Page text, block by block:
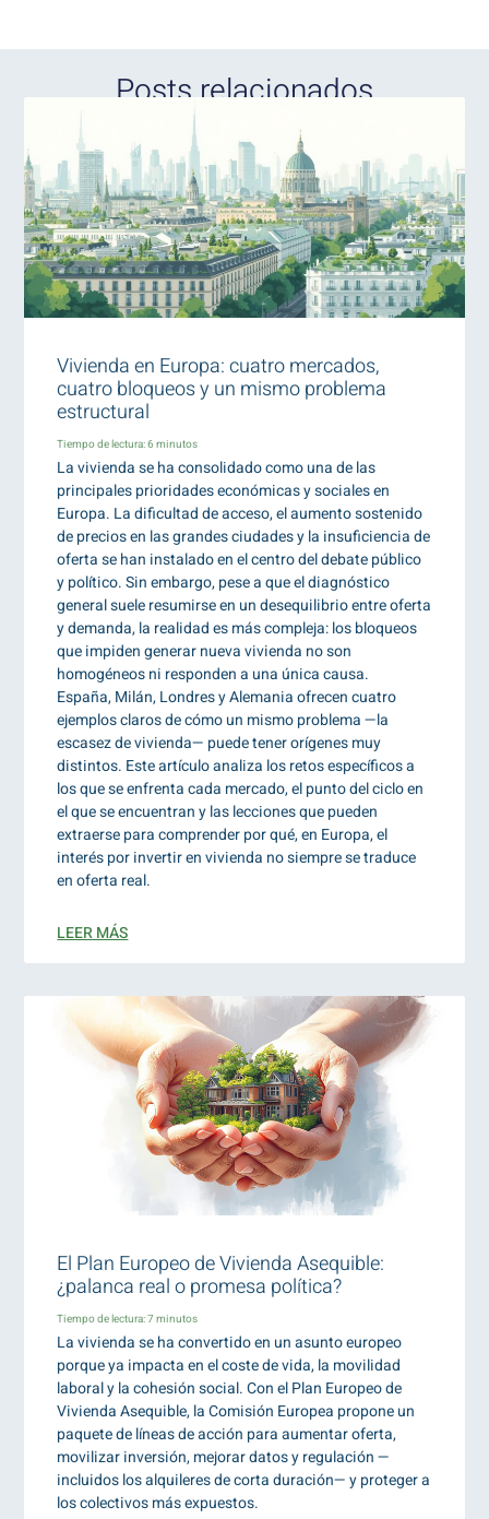
Posts relacionados
Vivienda en Europa: cuatro mercados,
cuatro bloqueos y un mismo problema
estructural
Tiempo de lectura:6 minutos
La vivienda se ha consolidado como una de las
principales prioridades económicas y sociales en
Europa. La dificultad de acceso, el aumento sostenido
de precios en las grandes ciudades y la insuficiencia de
oferta se han instalado en el centro del debate público
y político. Sin embargo, pese a que el diagnóstico
general suele resumirse en un desequilibrio entre oferta
y demanda, la realidad es más compleja: los bloqueos
que impiden generar nueva vivienda no son
homogéneos ni responden a una única causa.
España, Milán, Londres y Alemania ofrecen cuatro
ejemplos claros de cómo un mismo problema —la
escasez de vivienda— puede tener orígenes muy
distintos. Este artículo analiza los retos específicos a
los que se enfrenta cada mercado, el punto del ciclo en
el que se encuentran y las lecciones que pueden
extraerse para comprender por qué, en Europa, el
interés por invertir en vivienda no siempre se traduce
en oferta real.
LEER MÁS
El Plan Europeo de Vivienda Asequible:
¿palanca real o promesa política?
Tiempo de lectura:7 minutos
La vivienda se ha convertido en un asunto europeo
porque ya impacta en el coste de vida, la movilidad
laboral y la cohesión social. Con el Plan Europeo de
Vivienda Asequible, la Comisión Europea propone un
paquete de líneas de acción para aumentar oferta,
movilizar inversión, mejorar datos y regulación —
incluidos los alquileres de corta duración— y proteger a
los colectivos más expuestos.